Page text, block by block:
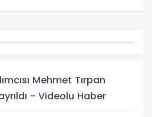
Mehmet Tırpan
görevinden ayrıldı - Videolu Haber